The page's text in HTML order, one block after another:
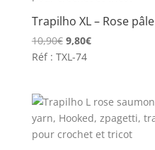
Trapilho XL – Rose pâle
10,90€ Le
prix
10,90€.
9,80€Le
9,80€.
Réf : TXL-74